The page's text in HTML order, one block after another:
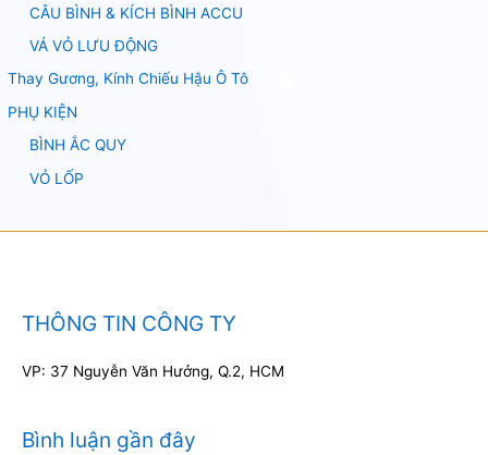
CÂU BÌNH & KÍCH BÌNH ACCU
VÁ VỎ LƯU ĐỘNG
Thay Gương, Kính Chiếu Hậu Ô Tô
PHỤ KIỆN
BÌNH ẮC QUY
VỎ LỐP
THÔNG TIN CÔNG TY
VP: 37 Nguyễn Văn Hưởng, Q.2, HCM
Bình luận gần đây